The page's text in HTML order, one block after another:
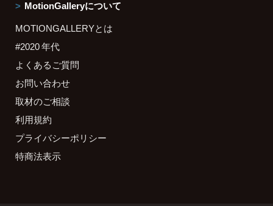
MotionGalleryについて
MOTIONGALLERYとは
#2020 年代
よくあるご質問
お問い合わせ
取材のご相談
利用規約
プライバシーポリシー
特商法表示